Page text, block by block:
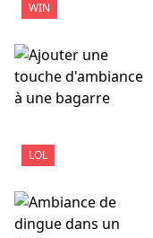
WIN
LOL